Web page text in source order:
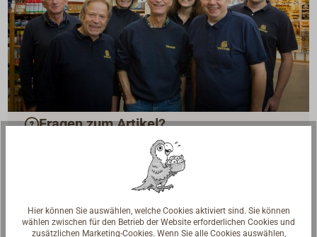
Fragen zum Artikel?
Reden Sie mit Handwerkern, Bootsbauern und
Seglerinnen. Wir verstehen Ihre Fragen und geben die
Hier können Sie auswählen, welche Cookies aktiviert sind. Sie können
wählen zwischen für den Betrieb der Website erforderlichen Cookies und
zusätzlichen Marketing-Cookies. Wenn Sie alle Cookies auswählen,